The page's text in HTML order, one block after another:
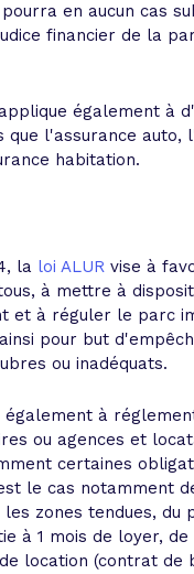
en aucun cas
financier de la
également à
que l'assurance auto,
habitation.
la loi ALUR vise à
à mettre à
et à réguler le parc
pour but
ou inadéquats.
également à
ou agences et
certaines
le cas notamment
zones tendues, du
à 1 mois de loyer,
location (contrat de